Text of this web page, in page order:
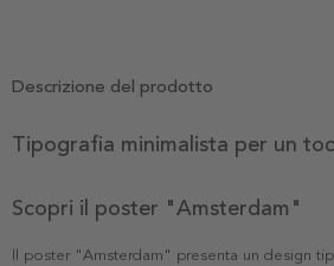
Descrizione del prodotto
Tipografia minimalista per un
Scopri il poster "Amsterdam"
Il poster "Amsterdam" presenta un design